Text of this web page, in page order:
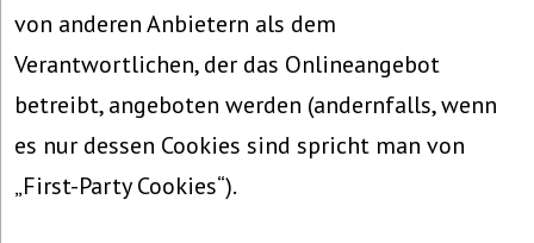
von anderen Anbietern als dem
Verantwortlichen, der das Onlineangebot
betreibt, angeboten werden (andernfalls, wenn
es nur dessen Cookies sind spricht man von
„First-Party Cookies“).